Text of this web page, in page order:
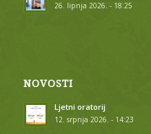
26. lipnja 2026. - 18:25
NOVOSTI
Ljetni oratorij
12. srpnja 2026. - 14:23